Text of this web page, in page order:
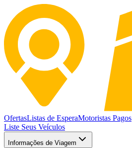
OfertasListas de EsperaMotoristas Pagos
Liste Seus Veículos
Informações de Viagem